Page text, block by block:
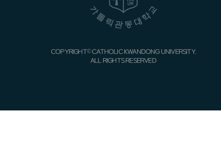
COPYRIGHT© CATHOLIC KWANDONG UNIVERSITY.
ALL RIGHTS RESERVED
광고홍보학전공
호텔관광경영학전공
조리외식경영학전공
인권센터
국가시험지원센터